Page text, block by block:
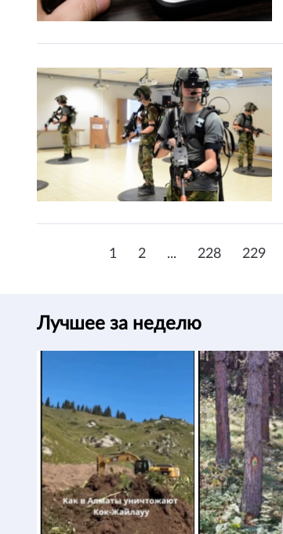
1 2 ... 228 229
Лучшее за неделю